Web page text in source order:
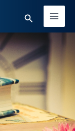
搜
尋
Main